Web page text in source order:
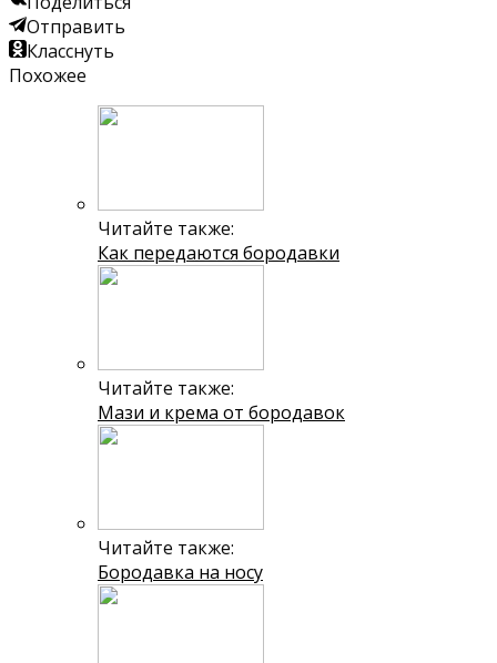
Отправить
Класснуть
Похожее
Читайте также:
Как передаются бородавки
Читайте также:
Мази и крема от бородавок
Читайте также:
Бородавка на носу